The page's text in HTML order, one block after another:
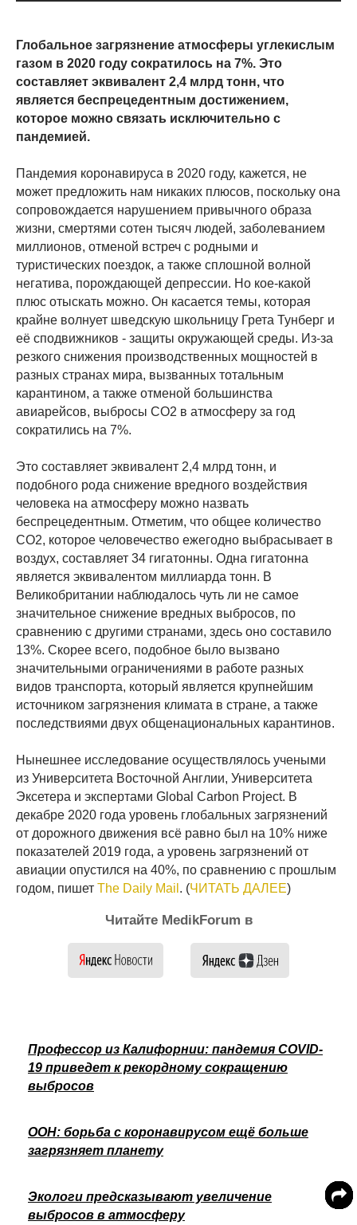
Глобальное загрязнение атмосферы углекислым
газом в 2020 году сократилось на 7%. Это
составляет эквивалент 2,4 млрд тонн, что
является беспрецедентным достижением,
которое можно связать исключительно с
пандемией.
Пандемия коронавируса в 2020 году, кажется, не
может предложить нам никаких плюсов, поскольку она
сопровождается нарушением привычного образа
жизни, смертями сотен тысяч людей, заболеванием
миллионов, отменой встреч с родными и
туристических поездок, а также сплошной волной
негатива, порождающей депрессии. Но кое-какой
плюс отыскать можно. Он касается темы, которая
крайне волнует шведскую школьницу Грета Тунберг и
её сподвижников - защиты окружающей среды. Из-за
резкого снижения производственных мощностей в
разных странах мира, вызванных тотальным
карантином, а также отменой большинства
авиарейсов, выбросы CO2 в атмосферу за год
сократились на 7%.
Это составляет эквивалент 2,4 млрд тонн, и
подобного рода снижение вредного воздействия
человека на атмосферу можно назвать
беспрецедентным. Отметим, что общее количество
СО2, которое человечество ежегодно выбрасывает в
воздух, составляет 34 гигатонны. Одна гигатонна
является эквивалентом миллиарда тонн. В
Великобритании наблюдалось чуть ли не самое
значительное снижение вредных выбросов, по
сравнению с другими странами, здесь оно составило
13%. Скорее всего, подобное было вызвано
значительными ограничениями в работе разных
видов транспорта, который является крупнейшим
источником загрязнения климата в стране, а также
последствиями двух общенациональных карантинов.
Нынешнее исследование осуществлялось учеными
из Университета Восточной Англии, Университета
Эксетера и экспертами Global Carbon Project. В
декабре 2020 года уровень глобальных загрязнений
от дорожного движения всё равно был на 10% ниже
показателей 2019 года, а уровень загрязнений от
авиации опустился на 40%, по сравнению с прошлым
годом, пишет The Daily Mail . (ЧИТАТЬ ДАЛЕЕ)
Читайте MedikForum в
Профессор из Калифорнии: пандемия COVID-
19 приведет к рекордному сокращению
выбросов
ООН: борьба с коронавирусом ещё больше
загрязняет планету
Экологи предсказывают увеличение
выбросов в атмосферу